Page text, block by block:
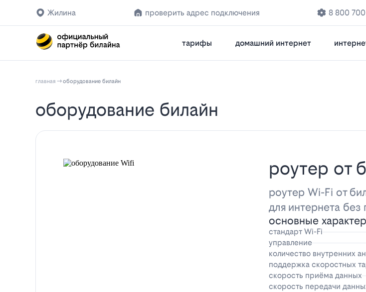
Жилина проверить адрес подключения 8 800
тарифы домашний интернет
главная оборудование билайн
оборудование билайн
роутер от
роутер Wi-Fi от
для интернета без
основные
стандарт Wi-Fi
управление
количество внутренних
поддержка скоростных
скорость приёма данных
скорость передачи